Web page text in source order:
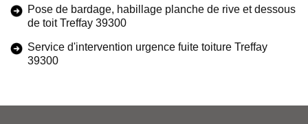
Pose de bardage, habillage planche de rive et dessous
de toit Treffay 39300
Service d'intervention urgence fuite toiture Treffay
39300